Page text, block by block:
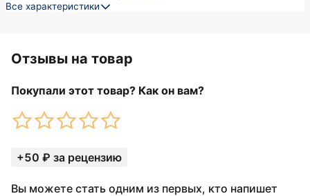
Все характеристики
Отзывы на товар
Покупали этот товар? Как он вам?
+50 ₽ за рецензию
Вы можете стать одним из первых, кто напишет